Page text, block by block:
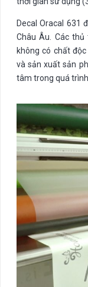
Decal Oracal 631
Châu Âu. Các
không có chất
và sản xuất sản
tâm trong quá